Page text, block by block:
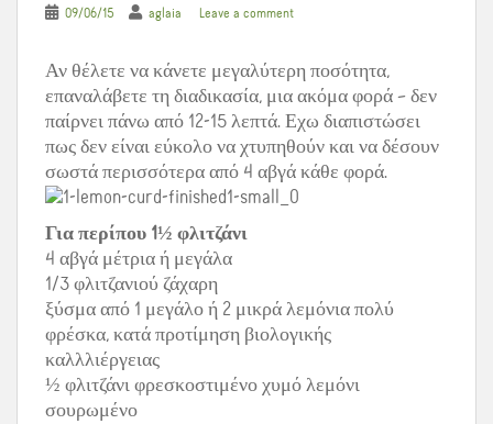
09/06/15 aglaia Leave a comment
Αν θέλετε να κάνετε μεγαλύτερη ποσότητα,
επαναλάβετε τη διαδικασία, μια ακόμα φορά – δεν
παίρνει πάνω από 12-15 λεπτά. Εχω διαπιστώσει
πως δεν είναι εύκολο να χτυπηθούν και να δέσουν
σωστά περισσότερα από 4 αβγά κάθε φορά.
Για περίπου 1½ φλιτζάνι
4 αβγά μέτρια ή μεγάλα
1/3 φλιτζανιού ζάχαρη
ξύσμα από 1 μεγάλο ή 2 μικρά λεμόνια πολύ
φρέσκα, κατά προτίμηση βιολογικής
καλλλιέργειας
½ φλιτζάνι φρεσκοστιμένο χυμό λεμόνι
σουρωμένο